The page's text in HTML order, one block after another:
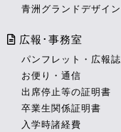
青洲グランドデザイン
広報･事務室
パンフレット・広報誌
お便り・通信
出席停止等の証明書
卒業生関係証明書
入学時諸経費